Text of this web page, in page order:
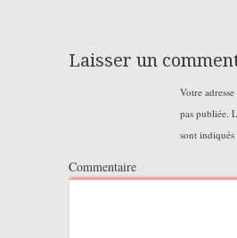
Laisser un
Votre
pas publiée.
sont indiqués
Commentaire